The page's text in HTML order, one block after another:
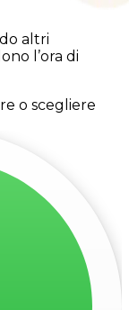
altri
l’ora di
o scegliere